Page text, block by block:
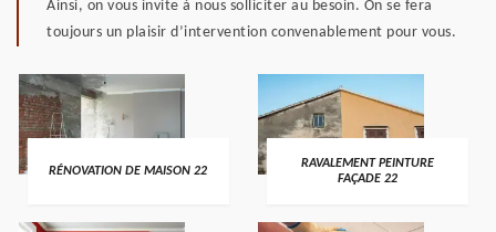
Ainsi, on vous invite à nous solliciter au besoin. On se fera
toujours un plaisir d’intervention convenablement pour vous.
RÉNOVATION DE MAISON 22
RAVALEMENT PEINTURE
FAÇADE 22